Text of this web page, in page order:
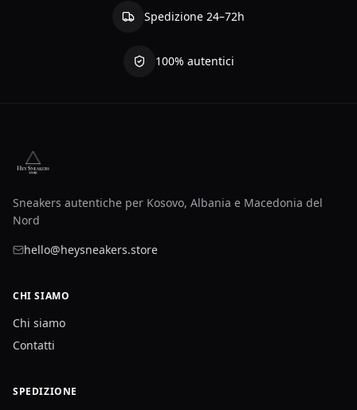
Spedizione 24–72h
100% autentici
Sneakers autentiche per Kosovo, Albania e Macedonia del
Nord
hello@heysneakers.store
CHI SIAMO
Chi siamo
Contatti
SPEDIZIONE